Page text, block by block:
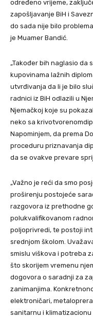
određeno vrijeme,
zapošljavanje BiH i
do sada nije bilo
je Muamer Bandić.
„Također bih naglasio da
kupovinama lažnih
utvrđivanja da li je bilo
radnici iz BiH odlazili u
Njemačkoj koje su
neko sa
Napominjem, da prema
proceduru priznavanja
da se ovakve prevare
„Važno je reći da smo
proširenju postojeće
razgovora iz prethodne
polukvalifikovanom
poljoprivredi, te postoji
srednjom školom.
smislu viškova i potreba
što skorijem vremenu
dogovora o saradnji za
zanimanjima.
elektroničari,
sanitarnu i